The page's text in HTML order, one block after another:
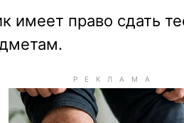
имеет право сдать